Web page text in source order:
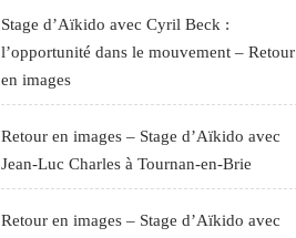
Stage d’Aïkido avec Cyril Beck :
l’opportunité dans le mouvement – Retour
en images
Retour en images – Stage d’Aïkido avec
Jean-Luc Charles à Tournan-en-Brie
Retour en images – Stage d’Aïkido avec